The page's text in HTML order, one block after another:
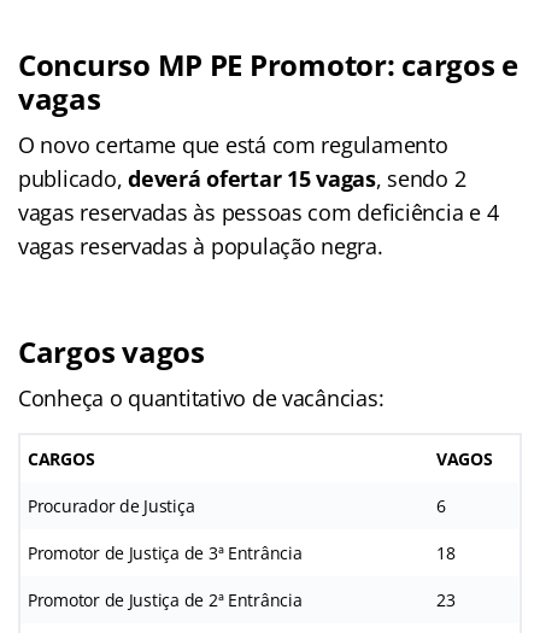
Concurso MP PE Promotor: cargos e
vagas
O novo certame que está com regulamento
publicado, deverá ofertar 15 vagas, sendo 2
vagas reservadas às pessoas com deficiência e 4
vagas reservadas à população negra.
Cargos vagos
Conheça o quantitativo de vacâncias:
CARGOS VAGOS
Procurador de Justiça 6
Promotor de Justiça de 3ª Entrância 18
Promotor de Justiça de 2ª Entrância 23